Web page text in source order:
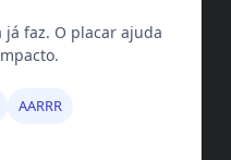
faz. O placar ajuda
AARRR